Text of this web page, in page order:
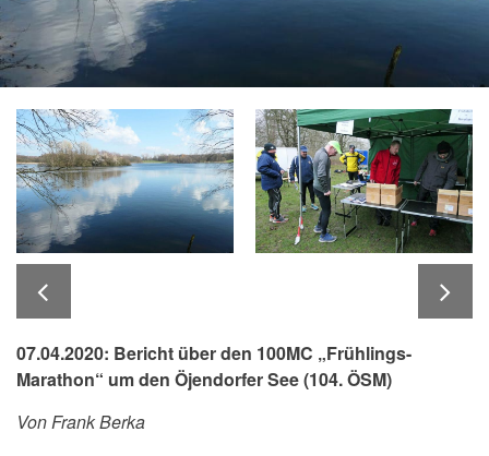
07.04.2020: Bericht über den 100MC „Frühlings-
Marathon“ um den Öjendorfer See (104. ÖSM)
Von Frank Berka